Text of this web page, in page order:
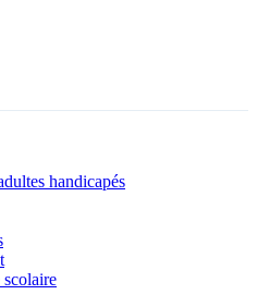
handicapés